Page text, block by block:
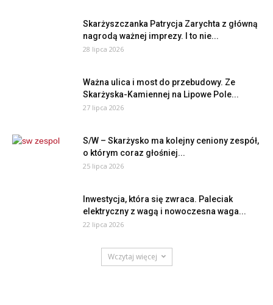
Skarżyszczanka Patrycja Zarychta z główną
nagrodą ważnej imprezy. I to nie...
28 lipca 2026
Ważna ulica i most do przebudowy. Ze
Skarżyska-Kamiennej na Lipowe Pole...
27 lipca 2026
S/W – Skarżysko ma kolejny ceniony zespół,
o którym coraz głośniej...
25 lipca 2026
Inwestycja, która się zwraca. Paleciak
elektryczny z wagą i nowoczesna waga...
22 lipca 2026
Wczytaj więcej